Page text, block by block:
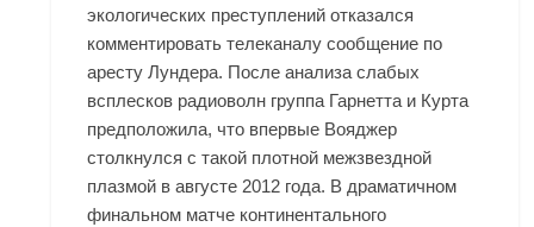
экологических преступлений отказался
комментировать телеканалу сообщение по
аресту Лундера. После анализа слабых
всплесков радиоволн группа Гарнетта и Курта
предположила, что впервые Вояджер
столкнулся с такой плотной межзвездной
плазмой в августе 2012 года. В драматичном
финальном матче континентального